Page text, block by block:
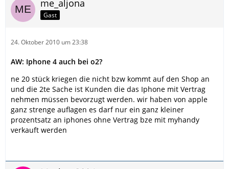
me_aljona
Gast
24. Oktober 2010 um 23:38
AW: Iphone 4 auch bei o2?
ne 20 stück kriegen die nicht bzw kommt auf den Shop an
und die 2te Sache ist Kunden die das Iphone mit Vertrag
nehmen müssen bevorzugt werden. wir haben von apple
ganz strenge auflagen es darf nur ein ganz kleiner
prozentsatz an iphones ohne Vertrag bze mit myhandy
verkauft werden